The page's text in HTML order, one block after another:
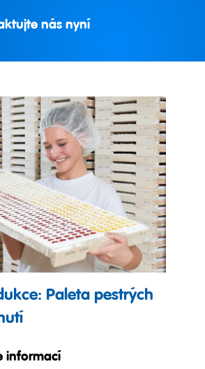
nás nyní
Paleta pestrých
informací